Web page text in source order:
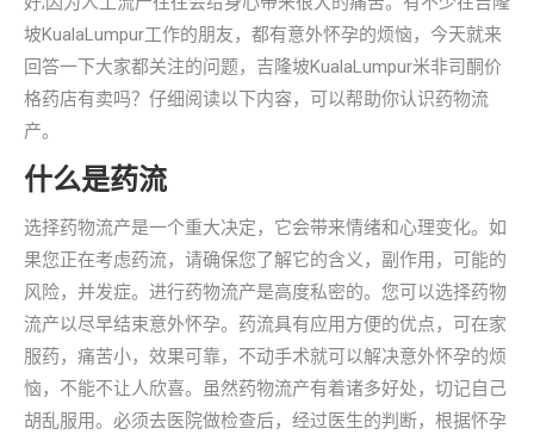
坡KualaLumpur工作的朋友，都有意外怀孕的烦恼，今天就来
回答一下大家都关注的问题，吉隆坡KualaLumpur米非司酮价
格药店有卖吗？仔细阅读以下内容，可以帮助你认识药物流
产。
什么是药流
选择药物流产是一个重大决定，它会带来情绪和心理变化。如
果您正在考虑药流，请确保您了解它的含义，副作用，可能的
风险，并发症。进行药物流产是高度私密的。您可以选择药物
流产以尽早结束意外怀孕。药流具有应用方便的优点，可在家
服药，痛苦小，效果可靠，不动手术就可以解决意外怀孕的烦
恼，不能不让人欣喜。虽然药物流产有着诸多好处，切记自己
胡乱服用。必须去医院做检查后，经过医生的判断，根据怀孕